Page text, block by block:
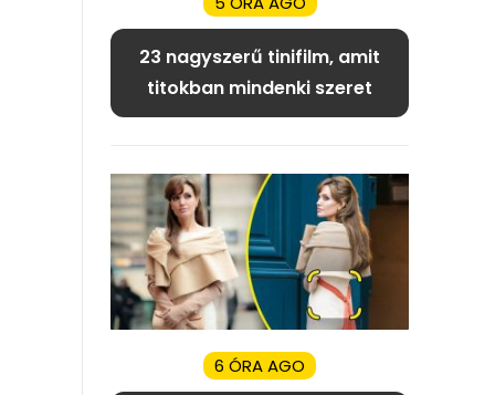
23 nagyszerű tinifilm, amit
titokban mindenki szeret
6 ÓRA AGO